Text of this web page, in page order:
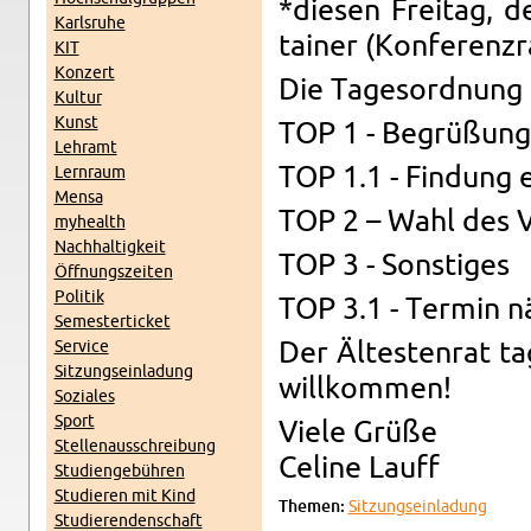
Karl­sruhe
KIT
Konz­ert
Kul­tur
Kunst
Lehramt
Lern­raum
Mensa
my­health
Nach­haltigkeit
Öff­nungszeiten
Poli­tik
Se­mes­terticket
Ser­vice
Sitzung­sein­ladung
Soziales
Sport
Stel­lenauss­chrei­bung
Stu­di­engebühren
Studieren mit Kind
Studieren­den­schaft
*diesen Fre­itag,
tainer
Die
TOP 1 - Begrüßung
TOP 1.1 -
TOP 2 – Wahl des
TOP 3 - Son­stiges
TOP 3.1 - Ter­min
Der Ältesten­rat
willkom­men!
Viele Grüße
Ce­line Lauff
The­men: Sitzung­sein­ladung